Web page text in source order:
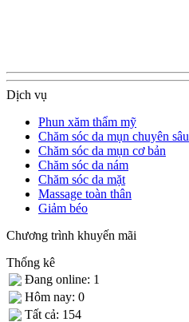
Dịch vụ
Phun xăm thẩm mỹ
Chăm sóc da mụn chuyên sâu
Chăm sóc da mụn cơ bản
Chăm sóc da nám
Chăm sóc da mặt
Massage toàn thân
Giảm béo
Chương trình khuyến mãi
Thống kê
Đang online: 1
Hôm nay: 0
Tất cả: 154